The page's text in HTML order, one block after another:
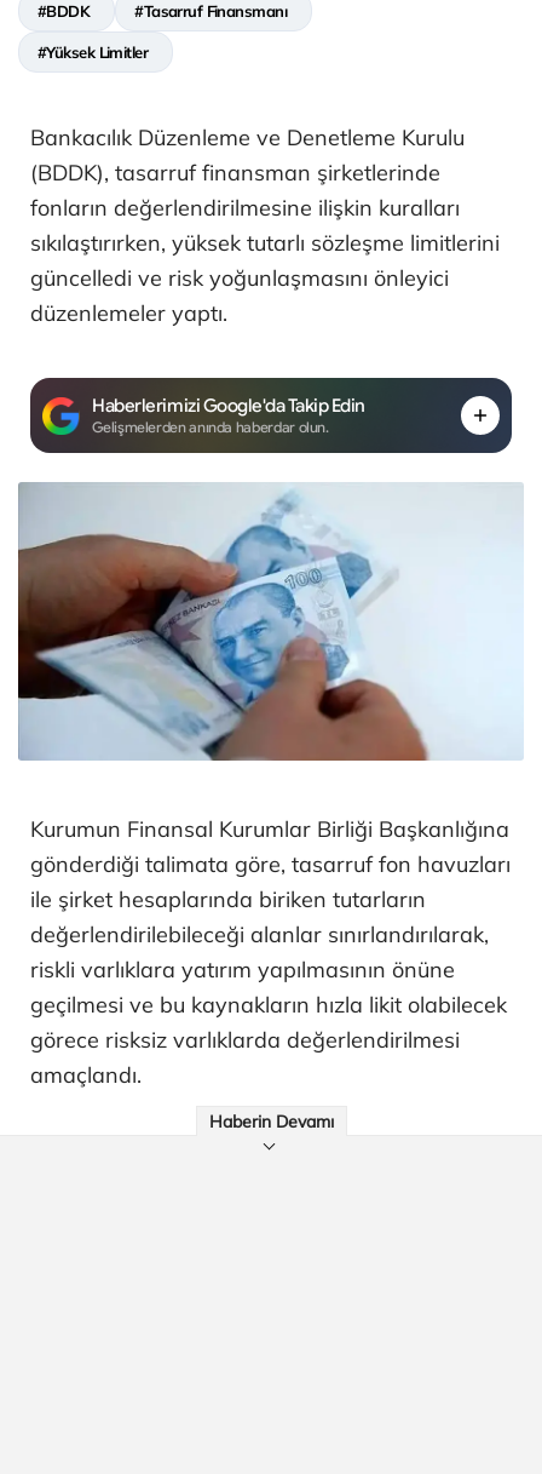
#BDDK #Tasarruf Finansmanı
#Yüksek Limitler
Bankacılık Düzenleme ve Denetleme Kurulu
(BDDK), tasarruf finansman şirketlerinde
fonların değerlendirilmesine ilişkin kuralları
sıkılaştırırken, yüksek tutarlı sözleşme limitlerini
güncelledi ve risk yoğunlaşmasını önleyici
düzenlemeler yaptı.
Haberlerimizi Google'da Takip Edin
Gelişmelerden anında haberdar olun.
Kurumun Finansal Kurumlar Birliği Başkanlığına
gönderdiği talimata göre, tasarruf fon havuzları
ile şirket hesaplarında biriken tutarların
değerlendirilebileceği alanlar sınırlandırılarak,
riskli varlıklara yatırım yapılmasının önüne
geçilmesi ve bu kaynakların hızla likit olabilecek
görece risksiz varlıklarda değerlendirilmesi
amaçlandı.
Haberin Devamı